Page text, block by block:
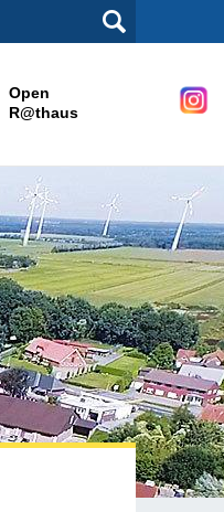
Open
R@thaus